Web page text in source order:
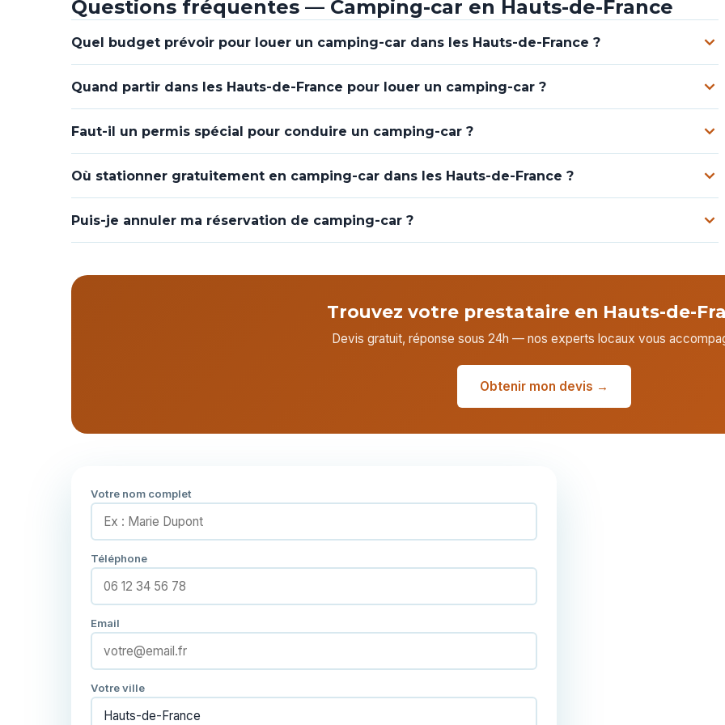
Questions fréquentes — Camping-car en Hauts-de-France
Quel budget prévoir pour louer un camping-car dans les Hauts-de-France ?
Quand partir dans les Hauts-de-France pour louer un camping-car ?
Faut-il un permis spécial pour conduire un camping-car ?
Où stationner gratuitement en camping-car dans les Hauts-de-France ?
Puis-je annuler ma réservation de camping-car ?
Trouvez votre prestataire en Hauts-de-
Devis gratuit, réponse sous 24h — nos experts locaux vous
Obtenir mon devis →
Votre nom complet
Téléphone
Email
Votre ville